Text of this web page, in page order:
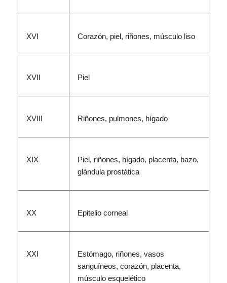
XVI Corazón, piel, riñones, músculo liso
XVII Piel
XVIII Riñones, pulmones, hígado
XIX
Piel, riñones, hígado, placenta, bazo,
glándula prostática
XX Epitelio corneal
XXI
Estómago, riñones, vasos
sanguíneos, corazón, placenta,
músculo esquelético